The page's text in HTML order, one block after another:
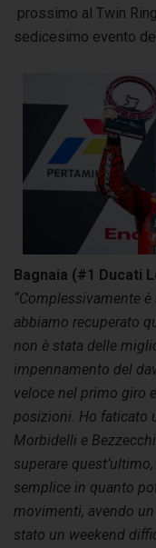
prossimo al Twin
sedicesimo evento
Bagnaia (#1 Ducati
“Complessivamente
abbiamo recuperato
non è stata delle
impennamento del
veloce nel primo giro
posizioni. Ho faticato
Morbidelli e
superare
semplice in quanto
movimenti, avendo
stato un weekend